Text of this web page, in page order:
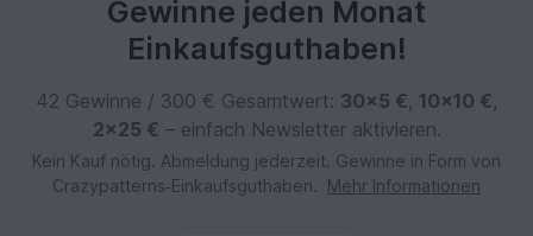
Gewinne jeden Monat
Einkaufsguthaben!
42 Gewinne / 300 € Gesamtwert: 30×5 €, 10×10 €,
2×25 € – einfach Newsletter aktivieren.
Kein Kauf nötig. Abmeldung jederzeit. Gewinne in Form von
Crazypatterns‑Einkaufsguthaben.
Mehr Informationen